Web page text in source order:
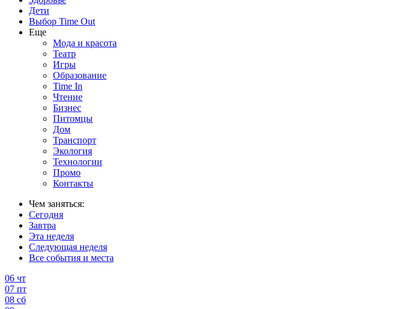
Дети
Выбор Time Out
Еще
Мода и красота
Театр
Игры
Образование
Time In
Чтение
Бизнес
Питомцы
Дом
Транспорт
Экология
Технологии
Промо
Контакты
Чем заняться:
Сегодня
Завтра
Эта неделя
Следующая неделя
Все события и места
06 чт
07 пт
08 сб